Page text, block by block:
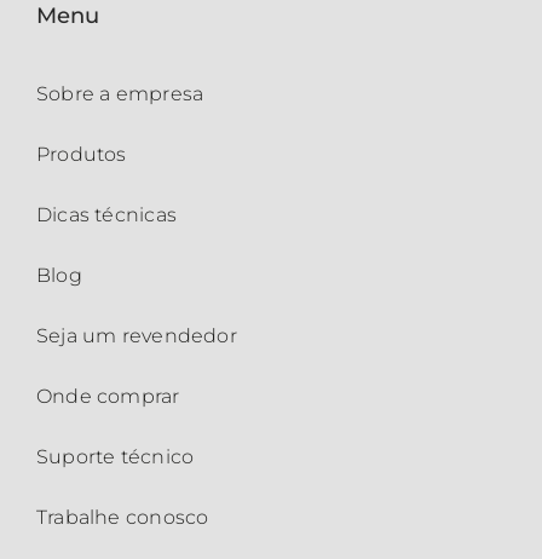
Menu
Sobre a empresa
Produtos
Dicas técnicas
Blog
Seja um revendedor
Onde comprar
Suporte técnico
Trabalhe conosco